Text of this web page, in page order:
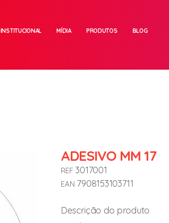
INSTITUCIONAL MÍDIA PRODUTOS BLOG
ADESIVO MM 17
REF 3017001
EAN 7908153103711
Descrição do produto